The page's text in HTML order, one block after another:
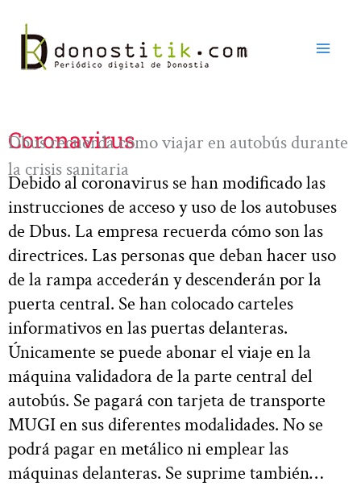
contenido
Coronavirus
Dbus recuerda cómo viajar en autobús durante
la crisis sanitaria
Debido al coronavirus se han modificado las
instrucciones de acceso y uso de los autobuses
de Dbus. La empresa recuerda cómo son las
directrices. Las personas que deban hacer uso
de la rampa accederán y descenderán por la
puerta central. Se han colocado carteles
informativos en las puertas delanteras.
Únicamente se puede abonar el viaje en la
máquina validadora de la parte central del
autobús. Se pagará con tarjeta de transporte
MUGI en sus diferentes modalidades. No se
podrá pagar en metálico ni emplear las
máquinas delanteras. Se suprime también…